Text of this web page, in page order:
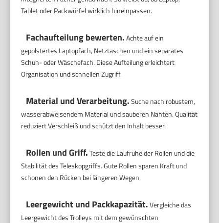
Tablet oder Packwürfel wirklich hineinpassen.
Fachaufteilung bewerten.Achte auf ein
gepolstertes Laptopfach, Netztaschen und ein separates
Schuh- oder Wäschefach. Diese Aufteilung erleichtert
Organisation und schnellen Zugriff.
Material und Verarbeitung.Suche nach robustem,
wasserabweisendem Material und sauberen Nähten. Qualität
reduziert Verschleiß und schützt den Inhalt besser.
Rollen und Griff.Teste die Laufruhe der Rollen und die
Stabilität des Teleskopgriffs. Gute Rollen sparen Kraft und
schonen den Rücken bei längeren Wegen.
Leergewicht und Packkapazität.Vergleiche das
Leergewicht des Trolleys mit dem gewünschten